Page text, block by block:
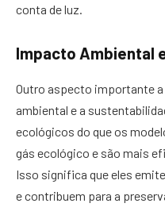
conta de luz.
Impacto Ambiental
Outro aspecto importante
ambiental e a
ecológicos do que os
gás ecológico e são mais
Isso significa que eles
e contribuem para a